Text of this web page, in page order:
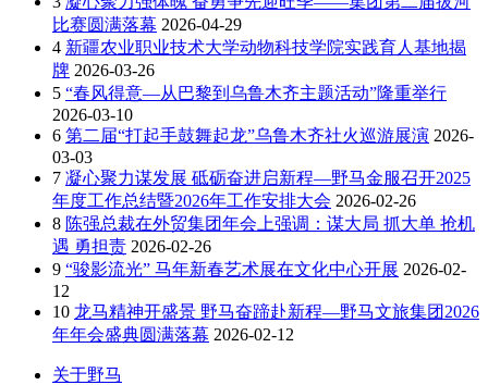
比赛圆满落幕 2026-04-29
4 新疆农业职业技术大学动物科技学院实践育人基地揭
牌 2026-03-26
5 “春风得意—从巴黎到乌鲁木齐主题活动”隆重举行
2026-03-10
6 第二届“打起手鼓舞起龙”乌鲁木齐社火巡游展演 2026-
03-03
7 凝心聚力谋发展 砥砺奋进启新程—野马金服召开2025
年度工作总结暨2026年工作安排大会 2026-02-26
8 陈强总裁在外贸集团年会上强调：谋大局 抓大单 抢机
遇 勇担责 2026-02-26
9 “骏影流光” 马年新春艺术展在文化中心开展 2026-02-
12
10 龙马精神开盛景 野马奋蹄赴新程—野马文旅集团2026
年年会盛典圆满落幕 2026-02-12
关于野马